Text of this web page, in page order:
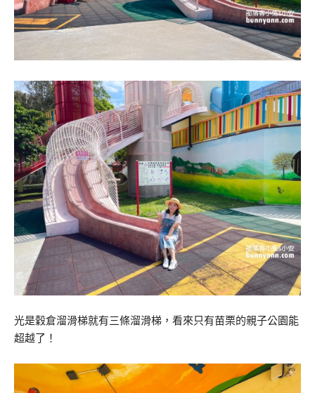
光是穀倉溜滑梯就有三條溜滑梯，看來只有苗栗的親子公園能
超越了！